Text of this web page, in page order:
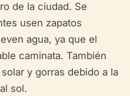
de la ciudad. Se
usen zapatos
agua, ya que el
caminata. También
y gorras debido a la
sol.